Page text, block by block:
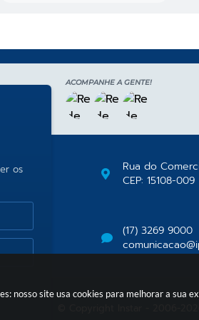
nosso site usa cookies para melhorar a sua
ACOMPANHE A GENTE!
os
Rua do
CEP: 15108-009
(17) 3269 9000